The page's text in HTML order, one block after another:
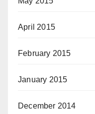
April 2015
February 2015
January 2015
December 2014